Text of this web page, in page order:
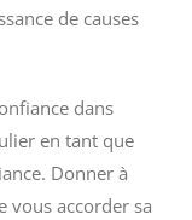
de causes
dans
en tant que
Donner à
vous accorder sa